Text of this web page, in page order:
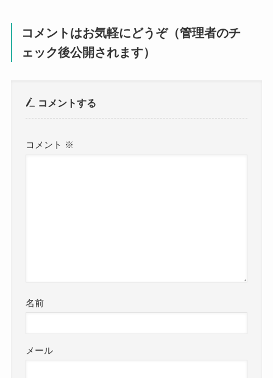
コメントはお気軽にどうぞ（管理者のチ
ェック後公開されます）
コメントする
コメント ※
名前
メール